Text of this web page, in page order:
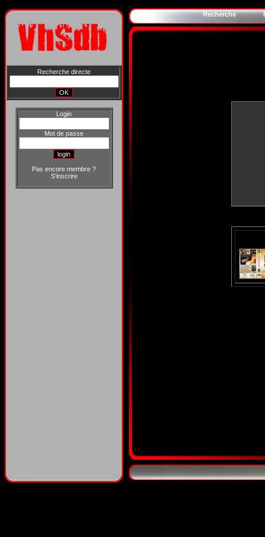
Recherche directe
Login
Mot de passe
Pas encore membre ?
S'inscrire
Recherche